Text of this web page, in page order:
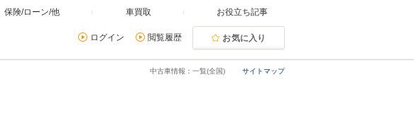
保険/ローン/他 車買取 お役立ち記事
ログイン 閲覧履歴 お気に入り
サイトマップ
中古車情報：一覧(全国)